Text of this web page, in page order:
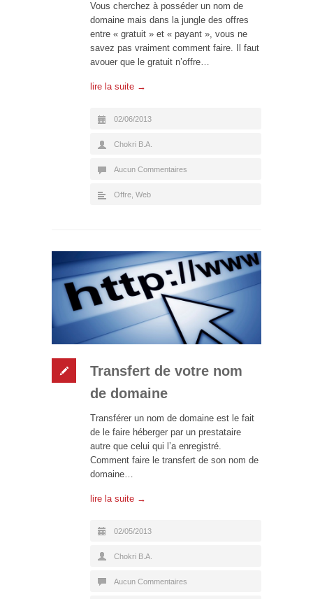
Vous cherchez à posséder un nom de
domaine mais dans la jungle des offres
entre « gratuit » et « payant », vous ne
savez pas vraiment comment faire. Il faut
avouer que le gratuit n’offre…
lire la suite →
02/06/2013
Chokri B.A.
Aucun Commentaires
Offre, Web
Transfert de votre nom
de domaine
Transférer un nom de domaine est le fait
de le faire héberger par un prestataire
autre que celui qui l’a enregistré.
Comment faire le transfert de son nom de
domaine…
lire la suite →
02/05/2013
Chokri B.A.
Aucun Commentaires